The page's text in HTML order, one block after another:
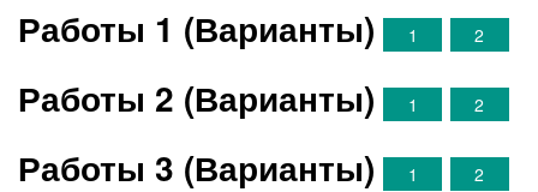
Работы 1 (Варианты) 1 2
Работы 2 (Варианты) 1 2
Работы 3 (Варианты) 1 2